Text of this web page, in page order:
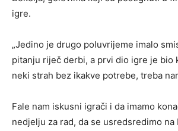
igre.
„Jedino je drugo poluvrijeme imalo
pitanju riječ derbi, a prvi dio igre je bio
neki strah bez ikakve potrebe, treba
Fale nam iskusni igrači i da imamo
nedjelju za rad, da se usredsredimo na